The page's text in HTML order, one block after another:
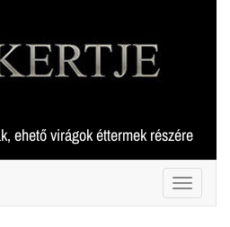
ehető virágok éttermek részére
Toggle